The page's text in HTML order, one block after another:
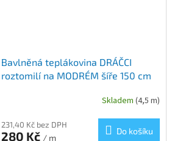
Bavlněná teplákovina DRÁČCI
roztomilí na MODRÉM šíře 150 cm
Skladem (4,5 m)
231,40 Kč bez DPH
280 Kč / m
Do košíku